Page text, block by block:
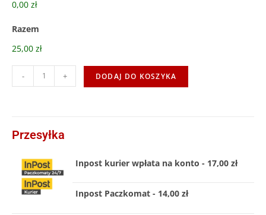
0,00 zł
Razem
25,00 zł
- + DODAJ DO KOSZYKA
Przesyłka
Inpost kurier wpłata na konto - 17,00 zł
Inpost Paczkomat - 14,00 zł